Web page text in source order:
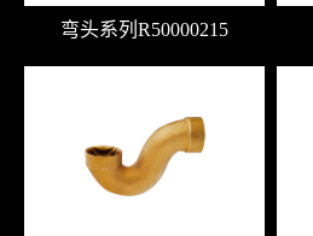
弯头系列R50000215